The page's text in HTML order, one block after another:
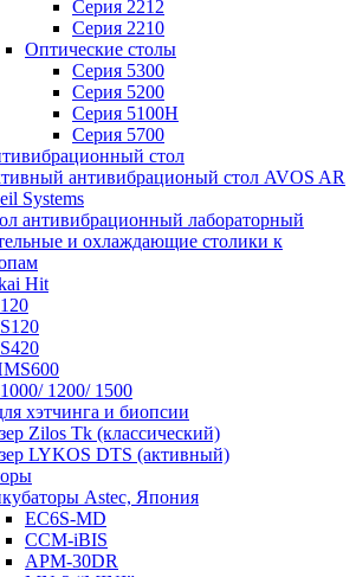
Серия 2212
Серия 2210
Оптические столы
Серия 5300
Серия 5200
Серия 5100H
Серия 5700
стол
антивибрационый стол AVOS AR
Systems
антивибрационный лабораторный
и охлаждающие столики к
Hit
1200/ 1500
хэтчинга и биопсии
Zilos Tk (классический)
LYKOS DTS (активный)
Astec, Япония
EC6S-MD
CCM-iBIS
APM-30DR